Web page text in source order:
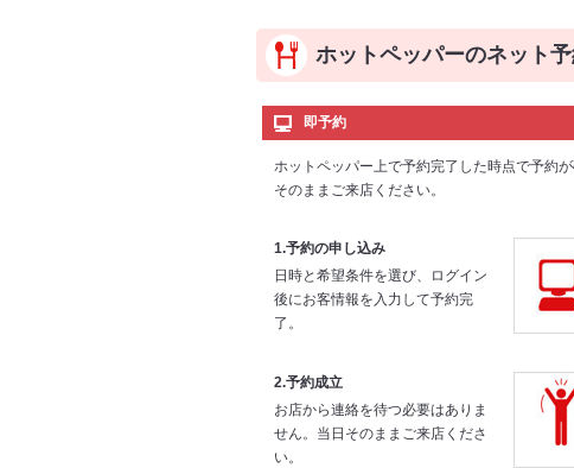
ホットペッパーのネット
即予約
ホットペッパー上で予約完了した時点で予約が
そのままご来店ください。
1.予約の申し込み
日時と希望条件を選び、ログイン
後にお客情報を入力して予約完
了。
2.予約成立
お店から連絡を待つ必要はありま
せん。当日そのままご来店くださ
い。